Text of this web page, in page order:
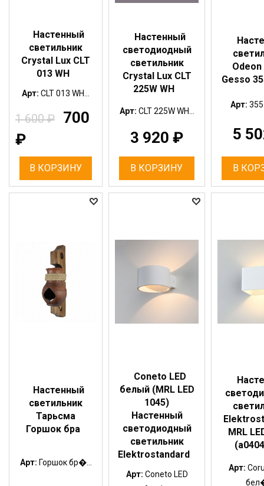
Настенный
светильник
Crystal Lux CLT
013 WH
Арт: CLT 013 WH...
1 600₽
700
₽
В КОРЗИНУ
Настенный
светодиодный
светильник
Crystal Lux CLT
225W WH
Арт: CLT 225W WH...
3 920 ₽
В КОРЗИНУ
Gesso
Арт:
5
В
Настенный
светильник
Тарьсма
Горшок бра
Арт: Горшок бр�...
Coneto LED
белый (MRL LED
1045)
Настенный
светодиодный
светильник
Elektrostandard
Арт: Coneto LED
MRL
Арт: